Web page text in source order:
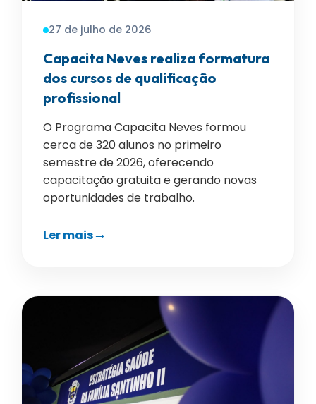
27 de julho de 2026
Capacita Neves realiza formatura
dos cursos de qualificação
profissional
O Programa Capacita Neves formou
cerca de 320 alunos no primeiro
semestre de 2026, oferecendo
capacitação gratuita e gerando novas
oportunidades de trabalho.
Ler mais